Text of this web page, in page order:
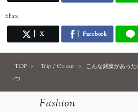
Share
X Facebook
TOP Trip / Go out
こんな銘菓があっ
4つ
Fashion